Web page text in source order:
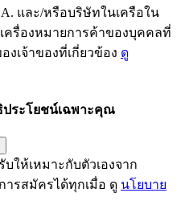
และ/หรือบริษัทในเครือใน
ครื่องหมายการค้าของบุคคลที่
เจ้าของที่เกี่ยวข้อง ดู
ประโยชน์เฉพาะคุณ
ให้เหมาะกับตัวเองจาก
ารสมัครได้ทุกเมื่อ ดู นโยบาย